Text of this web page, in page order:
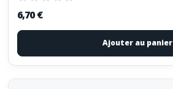
6,70 €
Ajouter au panier